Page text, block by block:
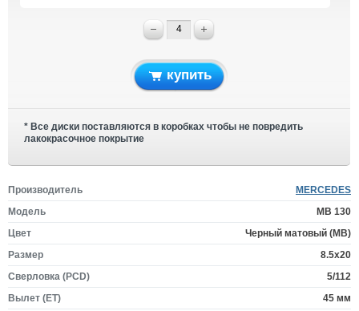
купить
* Все диски поставляются в коробках чтобы не повредить
лакокрасочное покрытие
Производитель
MERCEDES
Модель
MB 130
Цвет
Черный матовый (MB)
Размер
8.5x20
Сверловка (PCD)
5/112
Вылет (ET)
45 мм